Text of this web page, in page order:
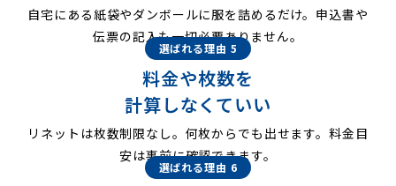
自宅にある紙袋やダンボールに服を詰めるだけ。申込書や
伝票の記入も一切必要ありません。
選ばれる理由 5
料金や枚数を
計算しなくていい
リネットは枚数制限なし。何枚からでも出せます。料金目
安は事前に確認できます。
選ばれる理由 6